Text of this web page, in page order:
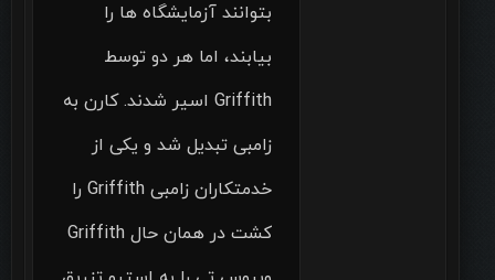
بتوانند آزمایشگاه ها را
بیابند، اما هر دو توسط
Griffith‌ اسیر شدند. کارن به
زامبی تبدیل شد و یکی از
خدمتکاران زامبی Griffith را
کشت در همان حال Griffith